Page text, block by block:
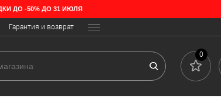
ДО -50% ДО 31 ИЮЛЯ
Гарантия и возврат
0